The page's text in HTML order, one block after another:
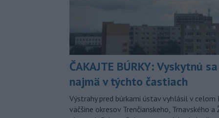
ČAKAJTE BÚRKY: Vyskytnú
najmä v týchto častiach
Výstrahy pred búrkami ústav vyhlásil v
väčšine okresov Trenčianskeho, Trnavského a